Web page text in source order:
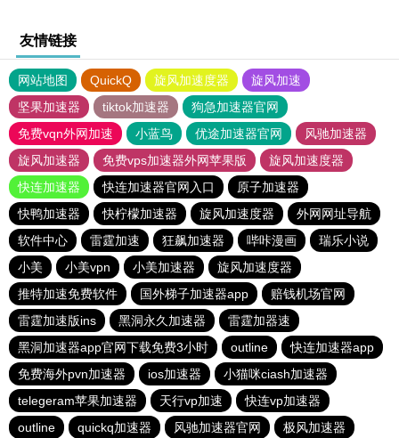
友情链接
网站地图 QuickQ 旋风加速度器
旋风加速
坚果加速器
tiktok加速器
狗急加速器官网
免费vqn外网加速
小蓝鸟 优途加速器官网
风驰加速器
旋风加速器
免费vps加速器外网苹果版
旋风加速度器
快连加速器
快连加速器官网入口
原子加速器
快鸭加速器
快柠檬加速器 旋风加速度器
外网网址导航
软件中心
雷霆加速 狂飙加速器 哔咔漫画
瑞乐小说
小美
小美vpn 小美加速器
旋风加速度器
推特加速免费软件
国外梯子加速器app
赔钱机场官网
雷霆加速版ins
黑洞永久加速器
雷霆加器速
黑洞加速器app官网下载免费3小时
outline
快连加速器app
免费海外pvn加速器
ios加速器
小猫咪ciash加速器
telegeram苹果加速器
天行vp加速
快连vp加速器
outline
quickq加速器 风驰加速器官网 极风加速器